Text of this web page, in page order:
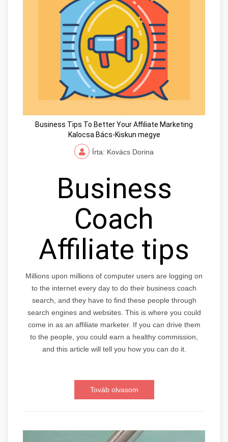
Business Tips To Better Your Affiliate Marketing
Kalocsa Bács-Kiskun megye
Írta: Kovács Dorina
Business
Coach
Affiliate tips
Millions upon millions of computer users are logging on
to the internet every day to do their business coach
search, and they have to find these people through
search engines and websites. This is where you could
come in as an affiliate marketer. If you can drive them
to the people, you could earn a healthy commission,
and this article will tell you how you can do it.
Továb olvasom